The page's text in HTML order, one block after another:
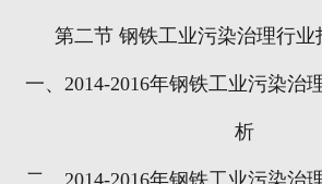
第二节 钢铁工业污染治理行业
一、 2014-2016年钢铁工业污染治
析
二、 2014-2016年钢铁工业污染治